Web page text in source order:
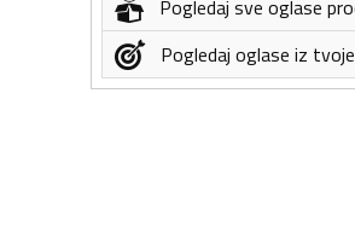
Pogledaj sve oglase
Pogledaj oglase iz